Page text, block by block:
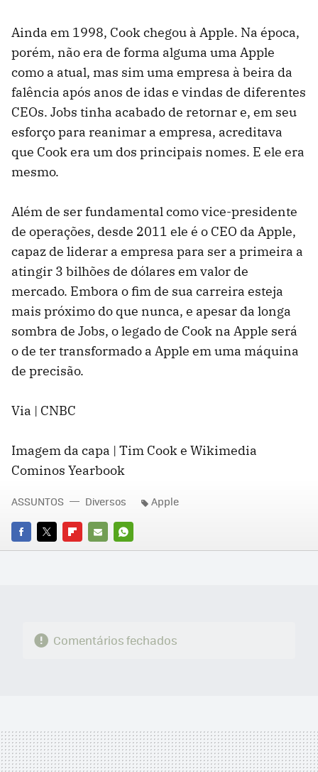
Ainda em 1998, Cook chegou à Apple. Na época,
porém, não era de forma alguma uma Apple
como a atual, mas sim uma empresa à beira da
falência após anos de idas e vindas de diferentes
CEOs. Jobs tinha acabado de retornar e, em seu
esforço para reanimar a empresa, acreditava
que Cook era um dos principais nomes. E ele era
mesmo.
Além de ser fundamental como vice-presidente
de operações, desde 2011 ele é o CEO da Apple,
capaz de liderar a empresa para ser a primeira a
atingir 3 bilhões de dólares em valor de
mercado. Embora o fim de sua carreira esteja
mais próximo do que nunca, e apesar da longa
sombra de Jobs, o legado de Cook na Apple será
o de ter transformado a Apple em uma máquina
de precisão.
Via | CNBC
Imagem da capa | Tim Cook e Wikimedia
Cominos Yearbook
FACEBOOK
TWITTERFLIPBOARD
E-
WHATSAPP
ASSUNTOS Diversos Apple
Comentários fechados